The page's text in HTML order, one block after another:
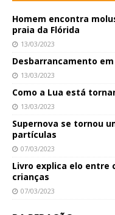
Homem encontra
praia da Flórida
13/03/2023
Desbarrancamento
13/03/2023
Como a Lua está
13/03/2023
Supernova se tornou
partículas
07/03/2023
Livro explica elo entre
crianças
07/03/2023